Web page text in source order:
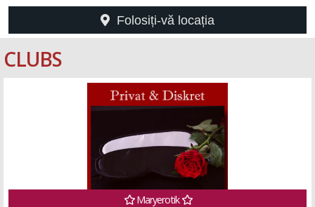
Folosiți-vă locația
CLUBS
Maryerotik